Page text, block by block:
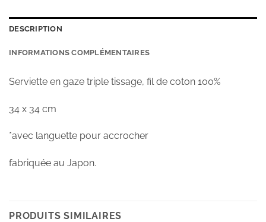
DESCRIPTION
INFORMATIONS COMPLÉMENTAIRES
Serviette en gaze triple tissage, fil de coton 100%
34 x 34 cm
*avec languette pour accrocher
fabriquée au Japon.
PRODUITS SIMILAIRES